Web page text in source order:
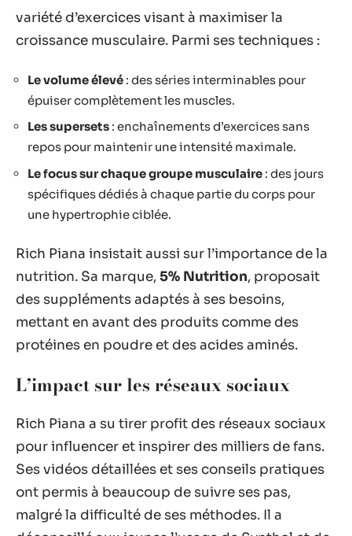
variété d’exercices visant à maximiser la
croissance musculaire. Parmi ses techniques :
Le volume élevé : des séries interminables pour
épuiser complètement les muscles.
Les supersets : enchaînements d’exercices sans
repos pour maintenir une intensité maximale.
Le focus sur chaque groupe musculaire : des jours
spécifiques dédiés à chaque partie du corps pour
une hypertrophie ciblée.
Rich Piana insistait aussi sur l’importance de la
nutrition. Sa marque,5% Nutrition, proposait
des suppléments adaptés à ses besoins,
mettant en avant des produits comme des
protéines en poudre et des acides aminés.
L’impact sur les réseaux sociaux
Rich Piana a su tirer profit des réseaux sociaux
pour influencer et inspirer des milliers de fans.
Ses vidéos détaillées et ses conseils pratiques
ont permis à beaucoup de suivre ses pas,
malgré la difficulté de ses méthodes. Il a